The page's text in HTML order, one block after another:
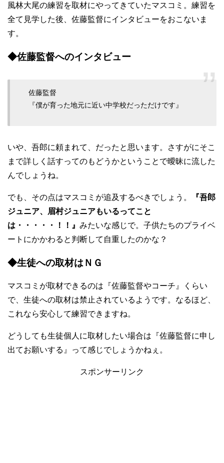
風林大尾の練習を取材にやってきていたマスコミ。練習を
全て見学した後、佐藤監督にインタビューをおこないま
す。
◆佐藤監督へのインタビュー
佐藤監督
『僕が育った地元に近い中学校だっただけです』
いや、吾郎に頼まれて、だったと思います。さすがにそこ
まで詳しく話すってのもどうかということで曖昧に流した
んでしょうね。
でも、その点はマスコミが追及するべきでしょう。
『吾郎
ジュニア、眉村ジュニアもいるってこと
は・・・・・！！』 みたいな感じで。子供たちのプライベ
ートにかかわると判断して自重したのかな？
◆生徒への取材はＮＧ
マスコミが取材できるのは『佐藤監督やコーチ』くらい
で、生徒への取材は禁止されているようです。なるほど、
これなら安心して練習できますね。
どうしても生徒個人に取材したい場合は『佐藤監督に申し
出てお願いする』って感じでしょうかねぇ。
スポンサーリンク